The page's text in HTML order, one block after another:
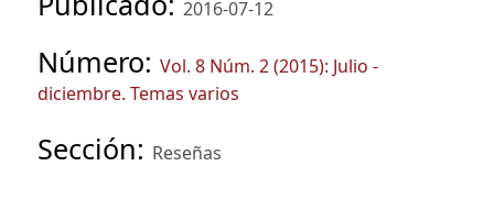
2016-07-12
Número: Vol. 8 Núm. 2 (2015): Julio -
diciembre. Temas varios
Sección: Reseñas